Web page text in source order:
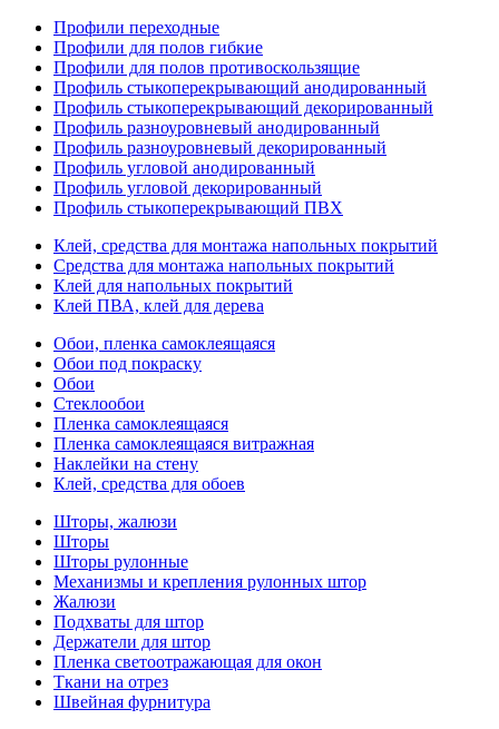
Профили переходные
Профили для полов гибкие
Профили для полов противоскользящие
Профиль стыкоперекрывающий анодированный
Профиль стыкоперекрывающий декорированный
Профиль разноуровневый анодированный
Профиль разноуровневый декорированный
Профиль угловой анодированный
Профиль угловой декорированный
Профиль стыкоперекрывающий ПВХ
Клей, средства для монтажа напольных покрытий
Средства для монтажа напольных покрытий
Клей для напольных покрытий
Клей ПВА, клей для дерева
Обои, пленка самоклеящаяся
Обои под покраску
Обои
Стеклообои
Пленка самоклеящаяся
Пленка самоклеящаяся витражная
Наклейки на стену
Клей, средства для обоев
Шторы, жалюзи
Шторы
Шторы рулонные
Механизмы и крепления рулонных штор
Жалюзи
Подхваты для штор
Держатели для штор
Пленка светоотражающая для окон
Ткани на отрез
Швейная фурнитура